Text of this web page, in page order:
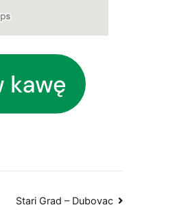
Stari Grad – Dubovac